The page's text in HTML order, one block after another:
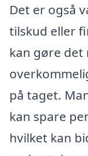
Det er også
tilskud eller
kan gøre det
på taget.
kan spare
hvilket kan